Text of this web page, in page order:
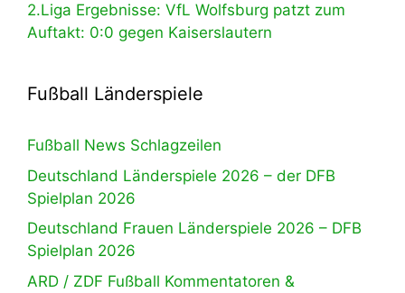
2.Liga Ergebnisse: VfL Wolfsburg patzt zum
Auftakt: 0:0 gegen Kaiserslautern
Fußball Länderspiele
Fußball News Schlagzeilen
Deutschland Länderspiele 2026 – der DFB
Spielplan 2026
Deutschland Frauen Länderspiele 2026 – DFB
Spielplan 2026
ARD / ZDF Fußball Kommentatoren &